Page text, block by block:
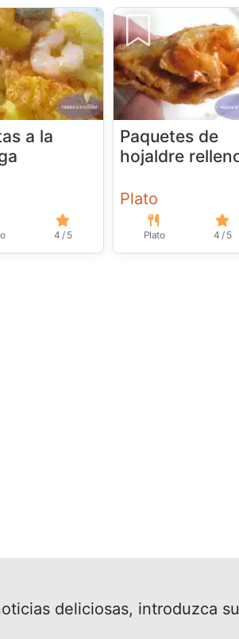
a la
4 / 5
Paquetes de
hojaldre
Plato
Plato 4 / 5
deliciosas, introduzca su